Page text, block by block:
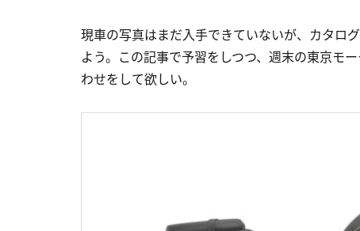
現車の写真はまだ入手できていないが、カタロ
よう。この記事で予習をしつつ、週末の東京モ
わせをして欲しい。